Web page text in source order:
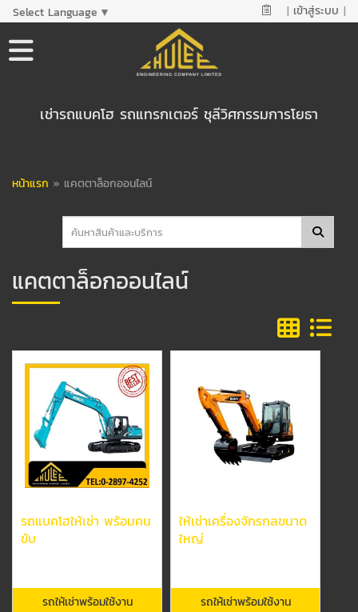
Select Language ▼ | เข้าสู่ระบบ |
เช่ารถแบคโฮ รถแทรกเตอร์ ชุลีวิศกรรมการโยธา
หน้าแรก » แคตตาล็อกออนไลน์
แคตตาล็อกออนไลน์
รถแบคโฮให้เช่า พร้อมคน
ขับ
รถให้เช่าพร้อมใช้งาน
ให้เช่าเครื่องจักรกลขนาด
ใหญ่
รถให้เช่าพร้อมใช้งาน